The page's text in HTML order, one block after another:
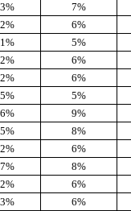
7%
6%
5%
6%
6%
5%
9%
8%
6%
8%
6%
6%